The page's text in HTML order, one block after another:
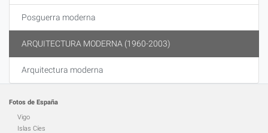
Posguerra moderna
ARQUITECTURA MODERNA (1960-2003)
Arquitectura moderna
Fotos de España
Vigo
Islas Cíes